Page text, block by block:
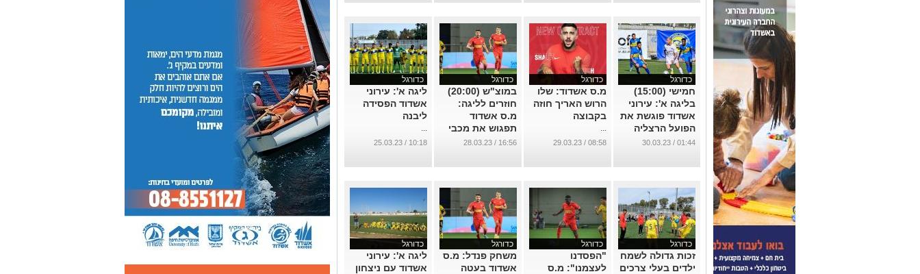
כדורגל
חמישי (15:00)
בליגה א': עירוני
אשדוד פוגשת את
הפועל הרצליה
...
01:44 / 30.03.23
כדורגל
מ.ס אשדוד: שלו
הרוש האריך חוזה
בקבוצה
...
08:58 / 29.03.23
כדורגל
במוצ"ש (20:00)
חוזרים לליגה:
מ.ס אשדוד
תפגוש את מכבי
נתניה
16:56 / 28.03.23
כדורגל
ליגה א': עירוני
אשדוד הפסידה
ליבנה
...
10:18 / 25.03.23
כדורגל
זכות גדולה לשמח
ילדים בעלי צרכים
כדורגל
"הפסדנו
לעצמנו": מ.ס
כדורגל
משחק פנדל: מ.ס
אשדוד בעטה
כדורגל
ליגה א': עירוני
אשדוד עם ניצחון